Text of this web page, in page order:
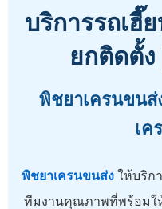
บริการรถเฮี๊
ยกติดตั้ง
พิชยาเครนขนส่
เค
พิชยาเครนขนส่งให้บริกา
ทีมงานคุณภาพที่พร้อมใ